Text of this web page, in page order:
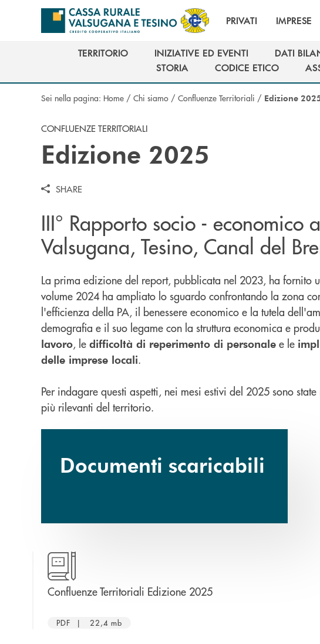
Salta al contenuto principale
PRIVATI IMPRESE
TERRITORIO
INIZIATIVE ED EVENTI
INIZIATIVE ED EVENTI
DATI
DATI
STORIA
STORIA
CODICE ETICO
CODICE ETICO
Sei nella pagina: Home / Chi siamo / Confluenze Territoriali / Edizione
CONFLUENZE TERRITORIALI
Edizione 2025
SHARE
III° Rapporto socio -
Valsugana, Tesino, Canal del
La prima edizione del report, pubblicata nel 2023, ha
volume 2024 ha ampliato lo sguardo confrontando la zona
l'efficienza della PA, il benessere economico e la tutela
demografia e il suo legame con la struttura economica e
lavoro, le difficoltà di reperimento di personale e le
delle imprese locali.
Per indagare questi aspetti, nei mesi estivi del 2025 sono
più rilevanti del territorio.
Documenti scaricabili
Confluenze Territoriali Edizione 2025apre una nuova finestra
PDF | 22,4 mb